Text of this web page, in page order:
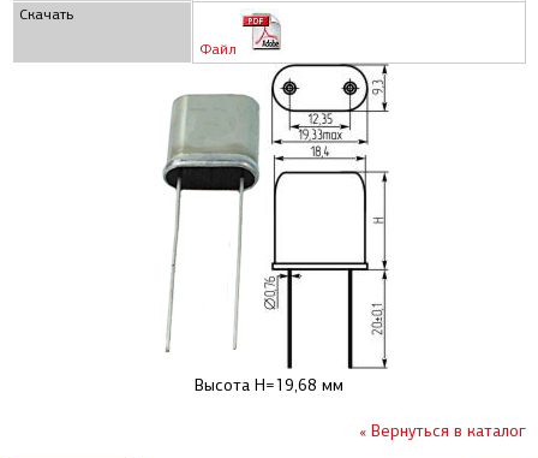
Скачать
Файл
Высота H=19,68 мм
« Вернуться в каталог